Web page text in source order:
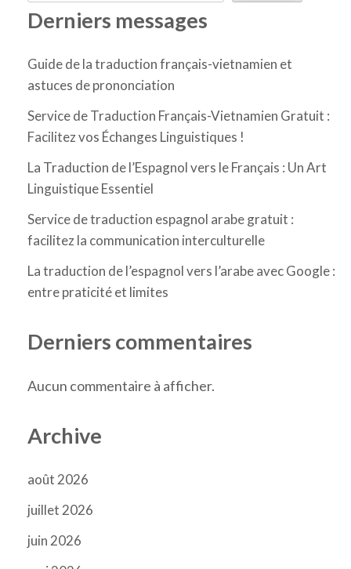
Derniers messages
Guide de la traduction français-vietnamien et
astuces de prononciation
Service de Traduction Français-Vietnamien Gratuit :
Facilitez vos Échanges Linguistiques !
La Traduction de l’Espagnol vers le Français : Un Art
Linguistique Essentiel
Service de traduction espagnol arabe gratuit :
facilitez la communication interculturelle
La traduction de l’espagnol vers l’arabe avec Google :
entre praticité et limites
Derniers commentaires
Aucun commentaire à afficher.
Archive
août 2026
juillet 2026
juin 2026